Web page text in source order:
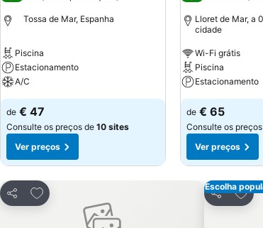
Tossa de Mar, Espanha
Piscina
Estacionamento
A/C
de € 47
Consulte os preços de 10 sites
Ver preços
Lloret de Mar, a
cidade
Wi-Fi grátis
Piscina
Estacionamento
de € 65
Consulte os
Ver preços
Partilhar
Adicionar aos favoritos Escolha
Partilhar